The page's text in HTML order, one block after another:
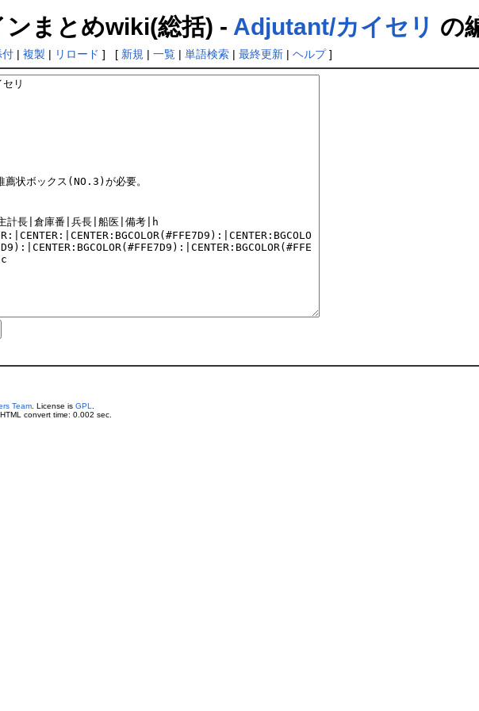
まとめwiki(総括) - Adjutant/カイセリ の
付| 複製 | リロード ] [ 新規 | 一覧| 単語検索| 最終更新| ヘルプ]
Team. License is GPL
convert time: 0.002 sec.